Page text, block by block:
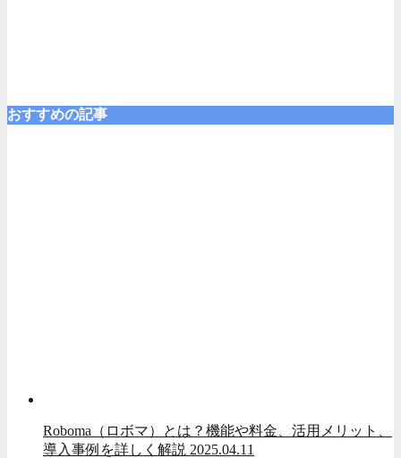
おすすめの記事
Roboma（ロボマ）とは？機能や料金、活用メリット、
導入事例を詳しく解説 2025.04.11